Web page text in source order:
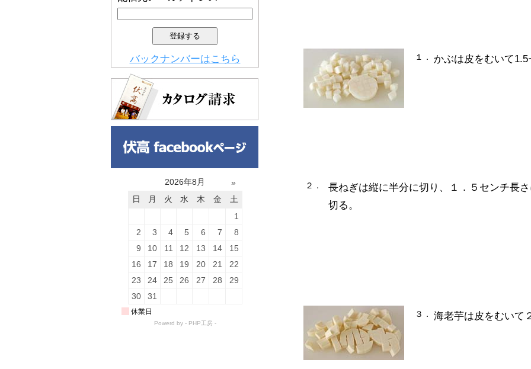
１． かぶは皮をむいて
２．
長ねぎは縦に半分に切り、１．５センチ長
切る。
３． 海老芋は皮をむいて
バックナンバーはこちら